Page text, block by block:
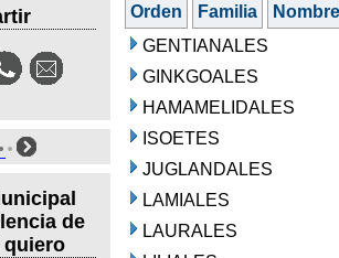
de
quiero
Orden Familia
Nombre
GENTIANALES
GINKGOALES
HAMAMELIDALES
ISOETES
JUGLANDALES
LAMIALES
LAURALES